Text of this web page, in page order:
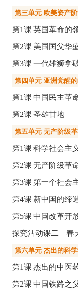
第三单元 欧美资产
第1课 英国革命的
第2课 美国国父华
第3课 一代雄狮拿
第四单元 亚洲觉醒
第1课 中国民主革
第2课 圣雄甘地
第五单元 无产阶级
第1课 科学社会主
第2课 无产阶级革
第3课 第一个社会
第4课 新中国的缔
第5课 中国改革开
探究活动课二 春
第六单元 杰出的科
第1课 杰出的中医
第2课 中国铁路之